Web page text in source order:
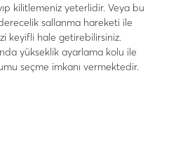
kilitlemeniz yeterlidir. Veya bu
sallanma hareketi ile
keyifli hale getirebilirsiniz.
yükseklik ayarlama kolu ile
seçme imkanı vermektedir.